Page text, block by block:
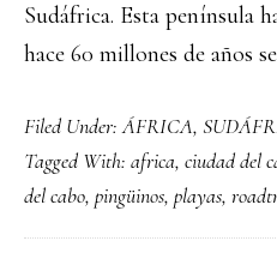
Sudáfrica. Esta península
hace 60 millones de años
Filed Under:ÁFRICA,
Tagged With: africa, ciudad del
del cabo, pingüinos, playas,